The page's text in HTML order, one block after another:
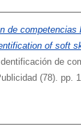
de competencias
of soft
de
(78). pp.